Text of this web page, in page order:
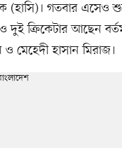
(হাসি)। গতবার এসেও
দুই ক্রিকেটার আছেন
মেহেদী হাসান মিরাজ।